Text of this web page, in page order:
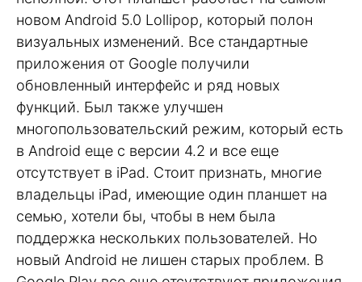
новом Android 5.0 Lollipop, который полон
визуальных изменений. Все стандартные
приложения от Google получили
обновленный интерфейс и ряд новых
функций. Был также улучшен
многопользовательский режим, который есть
в Android еще с версии 4.2 и все еще
отсутствует в iPad. Стоит признать, многие
владельцы iPad, имеющие один планшет на
семью, хотели бы, чтобы в нем была
поддержка нескольких пользователей. Но
новый Android не лишен старых проблем. В